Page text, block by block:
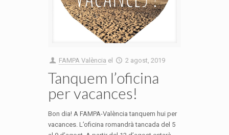
FAMPA València el 2 agost, 2019
Tanquem l’oficina
per vacances!
Bon dia! A FAMPA-València tanquem hui per
vacances. L’oficina romandrà tancada del 5